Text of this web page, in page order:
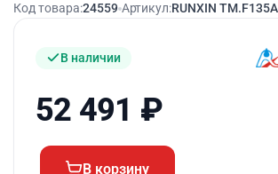
Код товара:24559 Артикул:RUNXIN
В наличии
52 491 ₽
В корзину